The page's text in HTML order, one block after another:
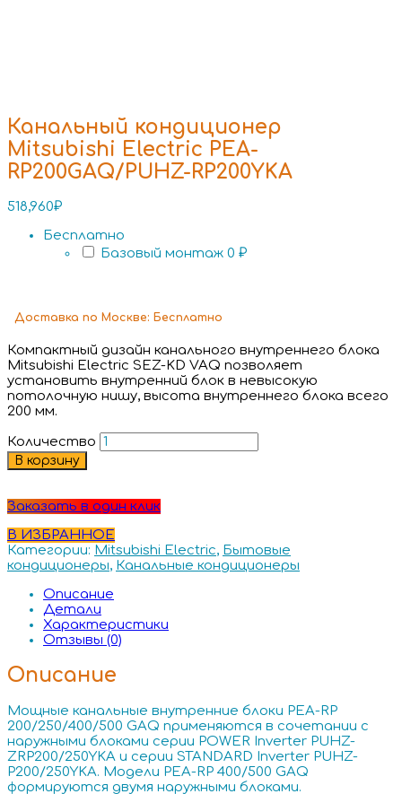
Канальный кондиционер
Mitsubishi Electric PEA-
RP200GAQ/PUHZ-RP200YKA
518,960₽
Бесплатно
Базовый монтаж 0 ₽
Доставка по Москве: Бесплатно
Компактный дизайн канального внутреннего блока
Mitsubishi Electric SEZ-KD VAQ позволяет
установить внутренний блок в невысокую
потолочную нишу, высота внутреннего блока всего
200 мм.
Количество
В корзину
Заказать в один клик
В ИЗБРАННОЕ
Категории: Mitsubishi Electric, Бытовые
кондиционеры, Канальные кондиционеры
Описание
Детали
Характеристики
Отзывы (0)
Описание
Мощные канальные внутренние блоки PEA-RP
200/250/400/500 GAQ применяются в сочетании с
наружными блоками серии POWER Inverter PUHZ-
ZRP200/250YKA и серии STANDARD Inverter PUHZ-
P200/250YKA. Модели PEA-RP 400/500 GAQ
формируются двумя наружными блоками.